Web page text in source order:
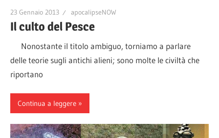
23 Gennaio 2013 apocalipseNOW
Il culto del Pesce
Nonostante il titolo ambiguo, torniamo a parlare
delle teorie sugli antichi alieni; sono molte le civiltà che
riportano
Continua a leggere